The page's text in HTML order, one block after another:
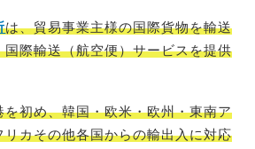
は、貿易事業主様の国際貨物を輸送
国際輸送（航空便）サービスを提供
を初め、韓国・欧米・欧州・東南ア
リカその他各国からの輸出入に対応